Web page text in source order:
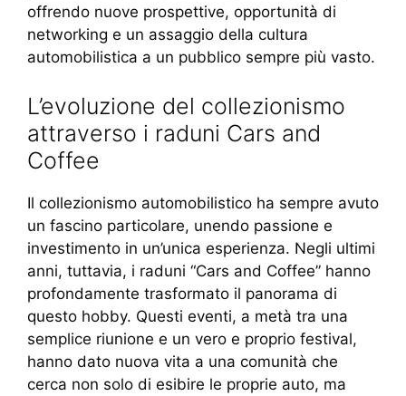
offrendo nuove prospettive, opportunità di
networking e un assaggio della cultura
automobilistica a un pubblico sempre più vasto.
L’evoluzione del collezionismo
attraverso i raduni Cars and
Coffee
Il collezionismo automobilistico ha sempre avuto
un fascino particolare, unendo passione e
investimento in un’unica esperienza. Negli ultimi
anni, tuttavia, i raduni “Cars and Coffee” hanno
profondamente trasformato il panorama di
questo hobby. Questi eventi, a metà tra una
semplice riunione e un vero e proprio festival,
hanno dato nuova vita a una comunità che
cerca non solo di esibire le proprie auto, ma